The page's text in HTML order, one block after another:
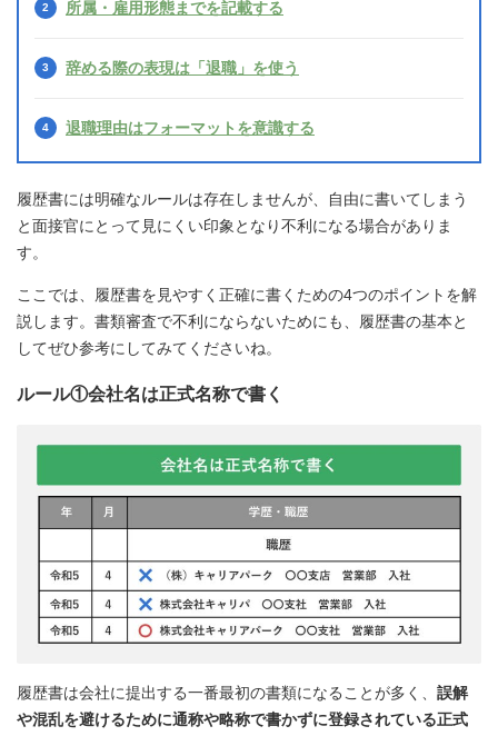
所属・雇用形態までを記載する
辞める際の表現は「退職」を使う
退職理由はフォーマットを意識する
履歴書には明確なルールは存在しませんが、自由に書いてしまう
と面接官にとって見にくい印象となり不利になる場合がありま
す。
ここでは、履歴書を見やすく正確に書くための4つのポイントを解
説します。書類審査で不利にならないためにも、履歴書の基本と
してぜひ参考にしてみてくださいね。
ルール①会社名は正式名称で書く
履歴書は会社に提出する一番最初の書類になることが多く、 誤解
や混乱を避けるために通称や略称で書かずに登録されている正式